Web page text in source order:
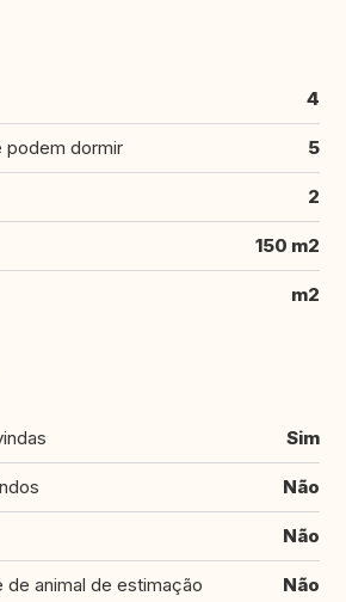
4
podem dormir 5
2
150 m2
m2
Sim
Não
Não
de animal de estimação Não